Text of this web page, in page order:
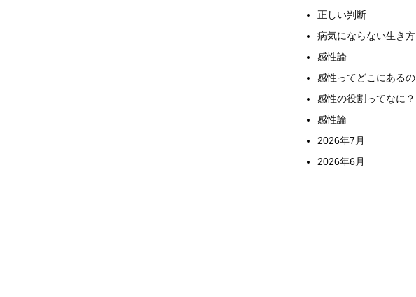
正しい判断
病気にならない生き方
感性論
感性ってどこにあるの
感性の役割ってなに？
感性論
2026年7月
2026年6月